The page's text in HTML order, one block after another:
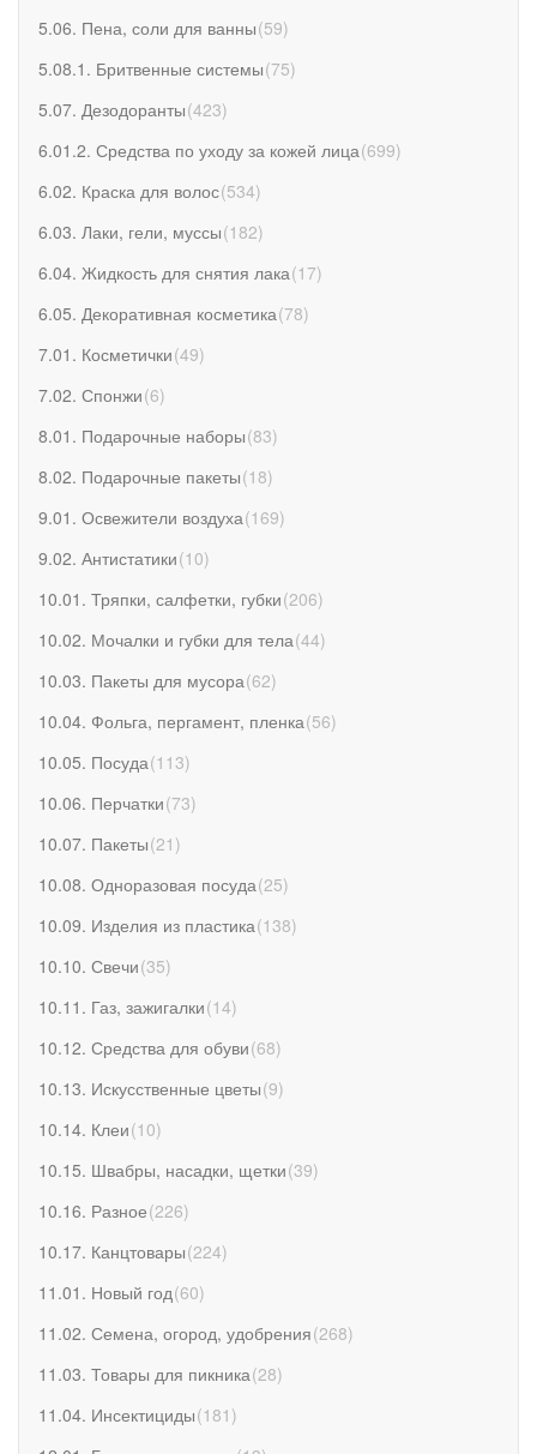
5.06. Пена, соли для ванны(59)
5.08.1. Бритвенные системы(75)
5.07. Дезодоранты(423)
6.01.2. Средства по уходу за кожей лица(699)
6.02. Краска для волос(534)
6.03. Лаки, гели, муссы(182)
6.04. Жидкость для снятия лака(17)
6.05. Декоративная косметика(78)
7.01. Косметички(49)
7.02. Спонжи(6)
8.01. Подарочные наборы(83)
8.02. Подарочные пакеты(18)
9.01. Освежители воздуха(169)
9.02. Антистатики(10)
10.01. Тряпки, салфетки, губки(206)
10.02. Мочалки и губки для тела(44)
10.03. Пакеты для мусора(62)
10.04. Фольга, пергамент, пленка(56)
10.05. Посуда(113)
10.06. Перчатки(73)
10.07. Пакеты(21 )
10.08. Одноразовая посуда(25)
10.09. Изделия из пластика(138)
10.10. Свечи(35)
10.11. Газ, зажигалки(14)
10.12. Средства для обуви(68)
10.13. Искусственные цветы(9)
10.14. Клеи(10)
10.15. Швабры, насадки, щетки(39)
10.16. Разное(226)
10.17. Канцтовары(224)
11.01. Новый год(60)
11.02. Семена, огород, удобрения(268)
11.03. Товары для пикника(28)
11.04. Инсектициды(181 )